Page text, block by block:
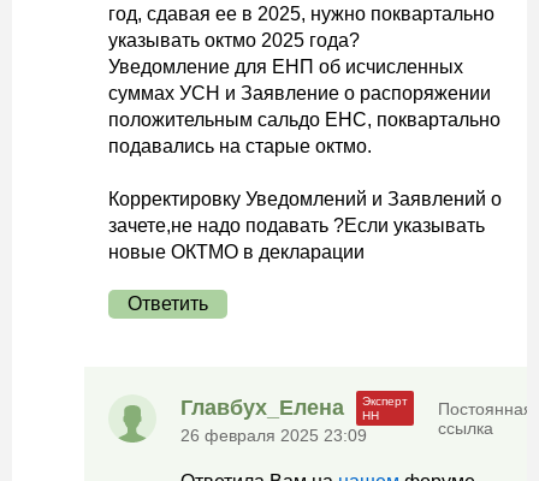
год, сдавая ее в 2025, нужно поквартально
указывать октмо 2025 года?
Уведомление для ЕНП об исчисленных
суммах УСН и Заявление о распоряжении
положительным сальдо ЕНС, поквартально
подавались на старые октмо.
Корректировку Уведомлений и Заявлений о
зачете,не надо подавать ?Если указывать
новые ОКТМО в декларации
Ответить
Главбух_Елена
26 февраля 2025 23:09
Постоянная
ссылка